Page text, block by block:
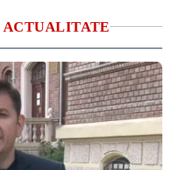
ACTUALITATE